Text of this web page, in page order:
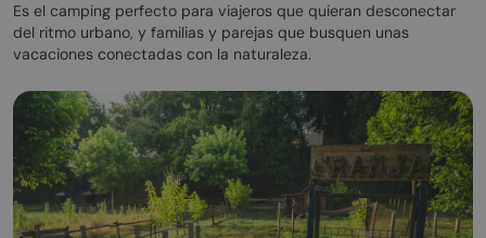
Es el camping perfecto para viajeros que quieran desconectar
del ritmo urbano, y familias y parejas que busquen unas
vacaciones conectadas con la naturaleza.